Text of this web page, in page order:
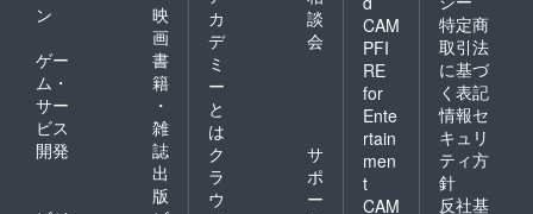
ン
映
画
ゲー
ム・
サー
ビス
開発
書
籍
・
雑
誌
出
版
カ
デ
ミ
ー
と
は
談
会
ク
ラ
ウ
サ
ポ
ー
CAM
PFI
RE
for
Ente
rtain
men
t
CAM
特定商
取引法
に基づ
く表記
情報セ
キュリ
ティ方
針
反社基